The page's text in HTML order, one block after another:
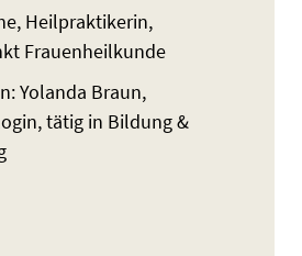
Heilpraktikerin,
Frauenheilkunde
Yolanda Braun,
tätig in Bildung &